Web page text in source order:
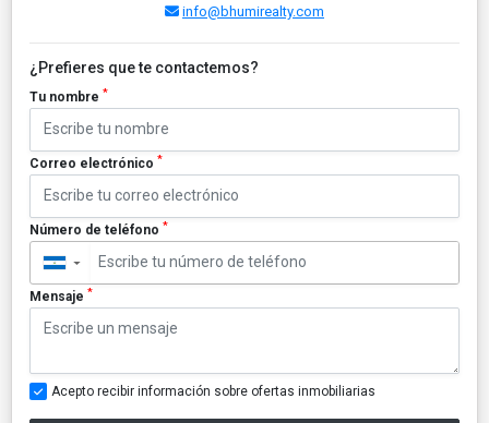
info@bhumirealty.com
¿Prefieres que te contactemos?
Tu nombre *
Correo electrónico *
Número de teléfono *
▼
Mensaje *
Acepto recibir información sobre ofertas inmobiliarias